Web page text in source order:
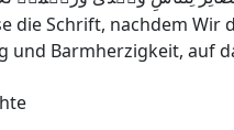
die Schrift, nachdem
und Barmherzigkeit, auf